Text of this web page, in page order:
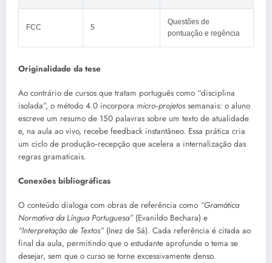
FCC 5
Questões de
pontuação e regência
Originalidade da tese
Ao contrário de cursos que tratam português como “disciplina
isolada”, o método 4.0 incorpora micro‑projetos semanais: o aluno
escreve um resumo de 150 palavras sobre um texto de atualidade
e, na aula ao vivo, recebe feedback instantâneo. Essa prática cria
um ciclo de produção‑recepção que acelera a internalização das
regras gramaticais.
Conexões bibliográficas
O conteúdo dialoga com obras de referência como “Gramática
Normativa da Língua Portuguesa”(Evanildo Bechara) e
“Interpretação de Textos”(Inez de Sá). Cada referência é citada ao
final da aula, permitindo que o estudante aprofunde o tema se
desejar, sem que o curso se torne excessivamente denso.